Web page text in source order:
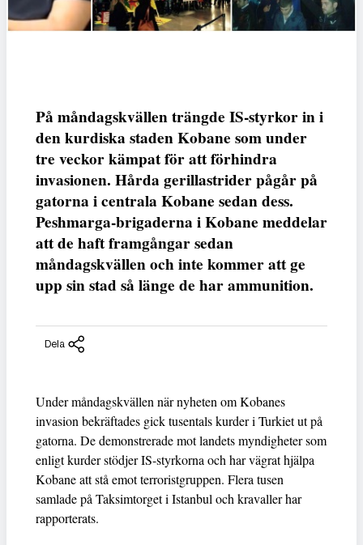
På måndagskvällen trängde IS-styrkor in i
den kurdiska staden Kobane som under
tre veckor kämpat för att förhindra
invasionen. Hårda gerillastrider pågår på
gatorna i centrala Kobane sedan dess.
Peshmarga-brigaderna i Kobane meddelar
att de haft framgångar sedan
måndagskvällen och inte kommer att ge
upp sin stad så länge de har ammunition.
Dela
Under måndagskvällen när nyheten om Kobanes
invasion bekräftades gick tusentals kurder i Turkiet ut på
gatorna. De demonstrerade mot landets myndigheter som
enligt kurder stödjer IS-styrkorna och har vägrat hjälpa
Kobane att stå emot terroristgruppen. Flera tusen
samlade på Taksimtorget i Istanbul och kravaller har
rapporterats.